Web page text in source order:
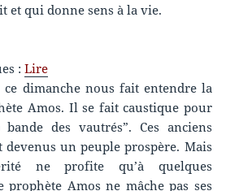
et qui donne sens à la vie.
:Lire
dimanche nous fait entendre la
Amos. Il se fait caustique pour
des vautrés”. Ces anciens
devenus un peuple prospère. Mais
ne profite qu’à quelques
prophète Amos ne mâche pas ses